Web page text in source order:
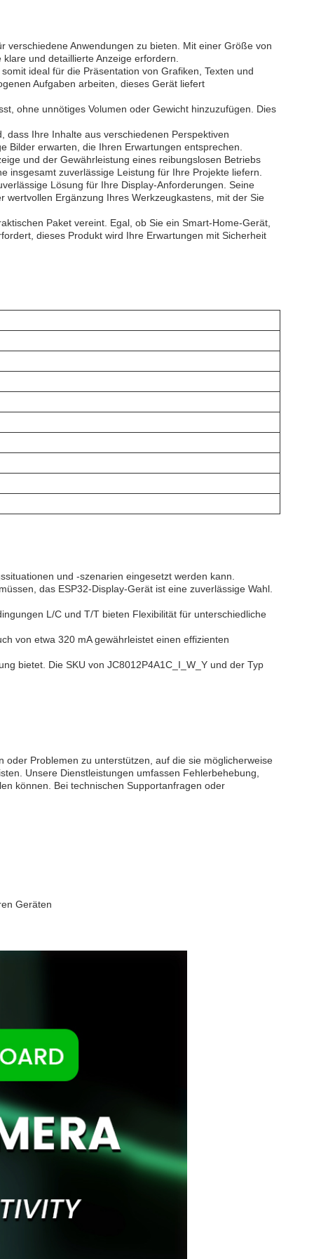
verschiedene Anwendungen zu bieten. Mit einer Größe von
und detaillierte Anzeige erfordern.
ideal für die Präsentation von Grafiken, Texten und
Aufgaben arbeiten, dieses Gerät liefert
ohne unnötiges Volumen oder Gewicht hinzuzufügen. Dies
dass Ihre Inhalte aus verschiedenen Perspektiven
Bilder erwarten, die Ihren Erwartungen entsprechen.
und der Gewährleistung eines reibungslosen Betriebs
insgesamt zuverlässige Leistung für Ihre Projekte liefern.
Lösung für Ihre Display-Anforderungen. Seine
Ergänzung Ihres Werkzeugkastens, mit der Sie
Paket vereint. Egal, ob Sie ein Smart-Home-Gerät,
dieses Produkt wird Ihre Erwartungen mit Sicherheit
und -szenarien eingesetzt werden kann.
das ESP32-Display-Gerät ist eine zuverlässige Wahl.
L/C und T/T bieten Flexibilität für unterschiedliche
von etwa 320 mA gewährleistet einen effizienten
bietet. Die SKU von JC8012P4A1C_I_W_Y und der Typ
Problemen zu unterstützen, auf die sie möglicherweise
Unsere Dienstleistungen umfassen Fehlerbehebung,
können. Bei technischen Supportanfragen oder
Geräten